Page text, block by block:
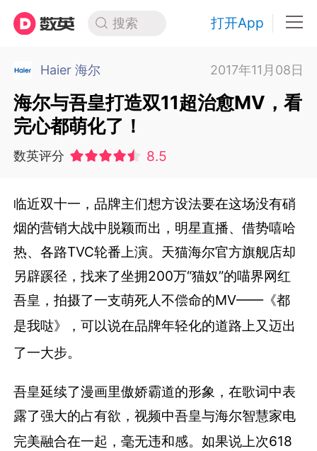
搜索 打开App
Haier 海尔 2017年11月08日
海尔与吾皇打造双11超治愈MV，看
完心都萌化了！
数英评分 8.5
临近双十一，品牌主们想方设法要在这场没有硝
烟的营销大战中脱颖而出，明星直播、借势嘻哈
热、各路TVC轮番上演。天猫海尔官方旗舰店却
另辟蹊径，找来了坐拥200万“猫奴”的喵界网红
吾皇，拍摄了一支萌死人不偿命的MV——《都
是我哒》，可以说在品牌年轻化的道路上又迈出
了一大步。
吾皇延续了漫画里傲娇霸道的形象，在歌词中表
露了强大的占有欲，视频中吾皇与海尔智慧家电
完美融合在一起，毫无违和感。如果说上次618